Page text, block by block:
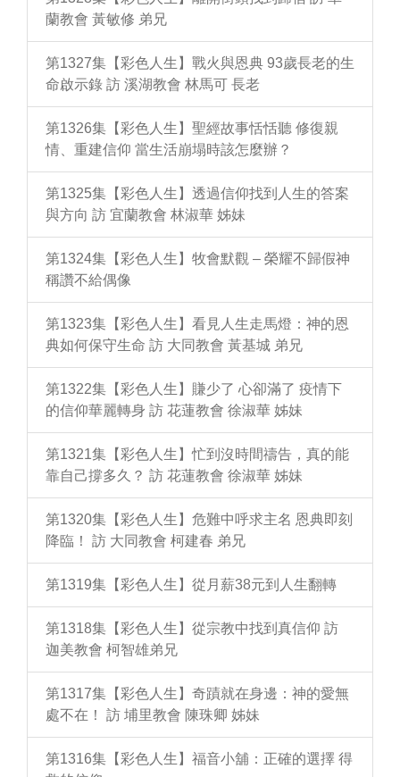
蘭教會 黃敏修 弟兄
第1327集【彩色人生】戰火與恩典 93歲長老的生
命啟示錄 訪 溪湖教會 林馬可 長老
第1326集【彩色人生】聖經故事恬恬聽 修復親
情、重建信仰 當生活崩塌時該怎麼辦？
第1325集【彩色人生】透過信仰找到人生的答案
與方向 訪 宜蘭教會 林淑華 姊妹
第1324集【彩色人生】牧會默觀 – 榮耀不歸假神
稱讚不給偶像
第1323集【彩色人生】看見人生走馬燈：神的恩
典如何保守生命 訪 大同教會 黃基城 弟兄
第1322集【彩色人生】賺少了 心卻滿了 疫情下
的信仰華麗轉身 訪 花蓮教會 徐淑華 姊妹
第1321集【彩色人生】忙到沒時間禱告，真的能
靠自己撐多久？ 訪 花蓮教會 徐淑華 姊妹
第1320集【彩色人生】危難中呼求主名 恩典即刻
降臨！ 訪 大同教會 柯建春 弟兄
第1319集【彩色人生】從月薪38元到人生翻轉
第1318集【彩色人生】從宗教中找到真信仰 訪
迦美教會 柯智雄弟兄
第1317集【彩色人生】奇蹟就在身邊：神的愛無
處不在！ 訪 埔里教會 陳珠卿 姊妹
第1316集【彩色人生】福音小舖：正確的選擇 得